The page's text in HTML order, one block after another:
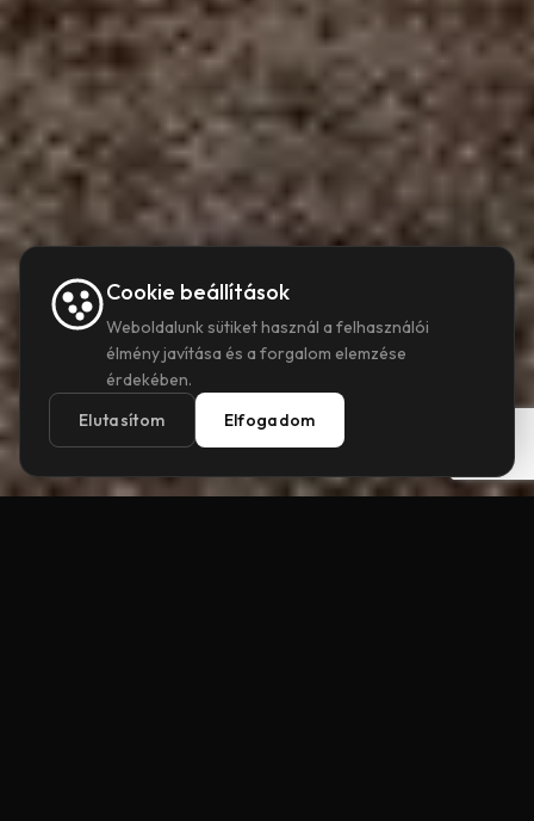
info@gdesign.hu
Cookie beállítások
Weboldalunk sütiket használ a felhasználói
élmény javítása és a forgalom elemzése
érdekében.
Elutasítom
Elfogadom